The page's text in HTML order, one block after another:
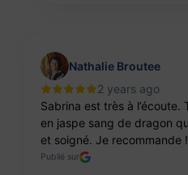
Nathalie Broutee
2 years ago
Sabrina est très à
en jaspe sang de dragon
et soigné. Je recommande !
Publié sur